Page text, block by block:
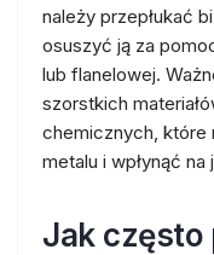
należy przepłukać
osuszyć ją za
lub flanelowej.
szorstkich
chemicznych, które
metalu i wpłynąć na
Jak często